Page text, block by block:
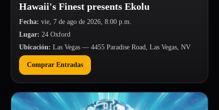
Hawaii's Finest presents Ekolu
Fecha: vie, 7 de ago de 2026, 8:00 p.m.
Lugar: 24 Oxford
Ubicación: Las Vegas — 4455 Paradise Road, Las Vegas, NV
Comprar Entradas